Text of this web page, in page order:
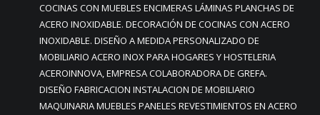
COCINAS CON MUEBLES ENCIMERAS LÁMINAS PLANCHAS DE
ACERO INOXIDABLE. DECORACIÓN DE COCINAS CON ACERO
INOXIDABLE. DISEÑO A MEDIDA PERSONALIZADO DE
MOBILIARIO ACERO INOX PARA HOGARES Y HOSTELERIA
ACEROINNOVA, EMPRESA COLABORADORA DE GREFA.
DISEÑO FABRICACION INSTALACION DE MOBILIARIO
MAQUINARIA MUEBLES PANELES REVESTIMIENTOS EN ACERO